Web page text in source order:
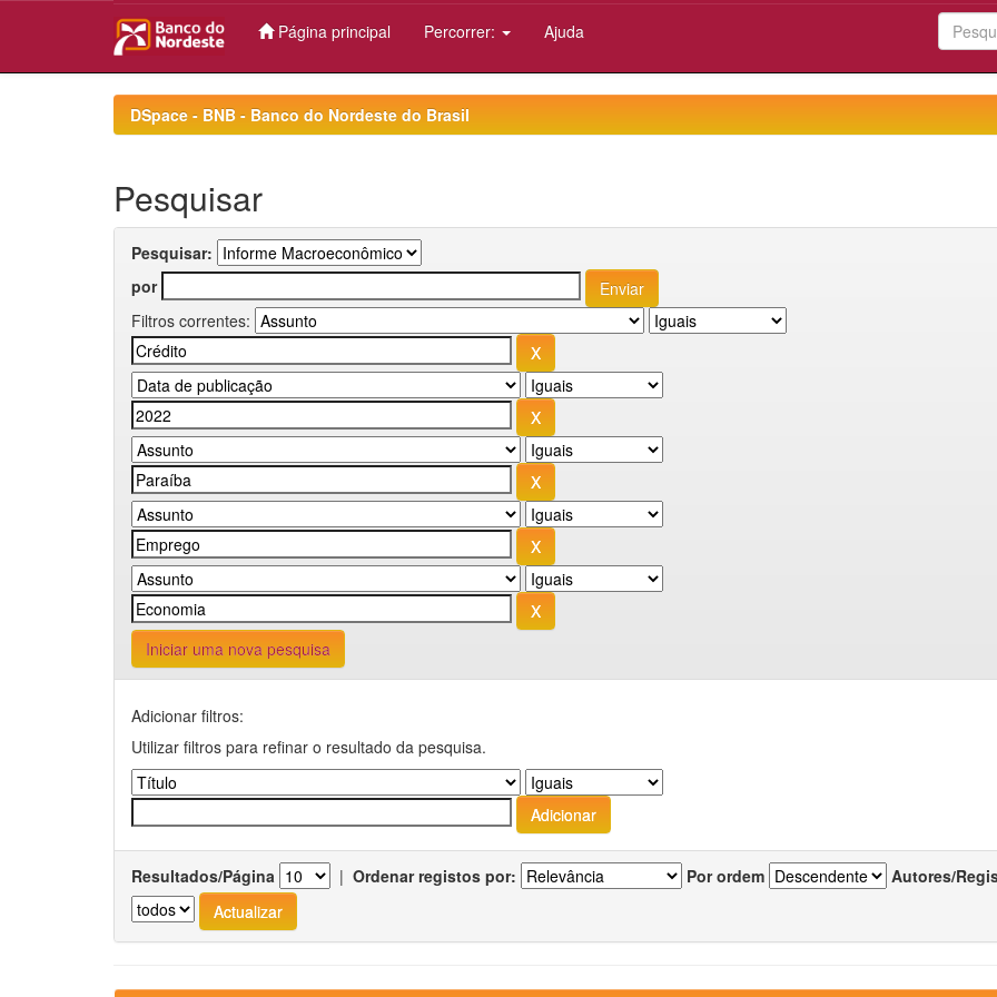
Página principal Percorrer: Ajuda
DSpace - BNB - Banco do Nordeste do Brasil
Pesquisar
Pesquisar:
por
Filtros correntes:
Iniciar uma nova pesquisa
Adicionar filtros:
Utilizar filtros para refinar o resultado da pesquisa.
Resultados/Página | Ordenar registos por: Por ordem Autores/